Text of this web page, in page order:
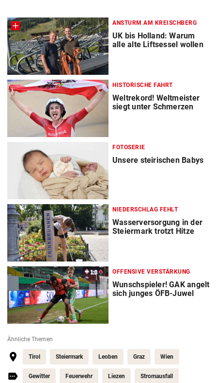
ANSTURM AM KREISCHBERG
UK bis Holland: Warum
alle alte Liftsessel wollen
HISTORISCHE FAHRT
Weltrekord! Weltmeister
siegt unter Schmerzen
FOTOSERIE
Unsere steirischen Babys
NIEDERSCHLAG FEHLT
Wasserversorgung in der
Steiermark trotzt Hitze
OFFENSIVE VERSTÄRKUNG
Wunschspieler! GAK angelt
sich junges ÖFB-Juwel
Ähnliche Themen
Tirol Steiermark Leoben Graz Wien
Gewitter Feuerwehr Liezen Stromausfall